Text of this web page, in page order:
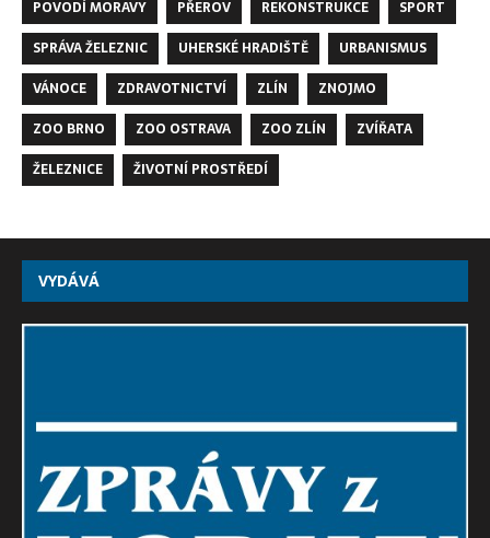
POVODÍ MORAVY
PŘEROV REKONSTRUKCE
SPORT
SPRÁVA ŽELEZNIC
UHERSKÉ HRADIŠTĚ
URBANISMUS
VÁNOCE
ZDRAVOTNICTVÍ ZLÍN
ZNOJMO
ZOO BRNO
ZOO OSTRAVA ZOO ZLÍN
ZVÍŘATA
ŽELEZNICE
ŽIVOTNÍ PROSTŘEDÍ
VYDÁVÁ